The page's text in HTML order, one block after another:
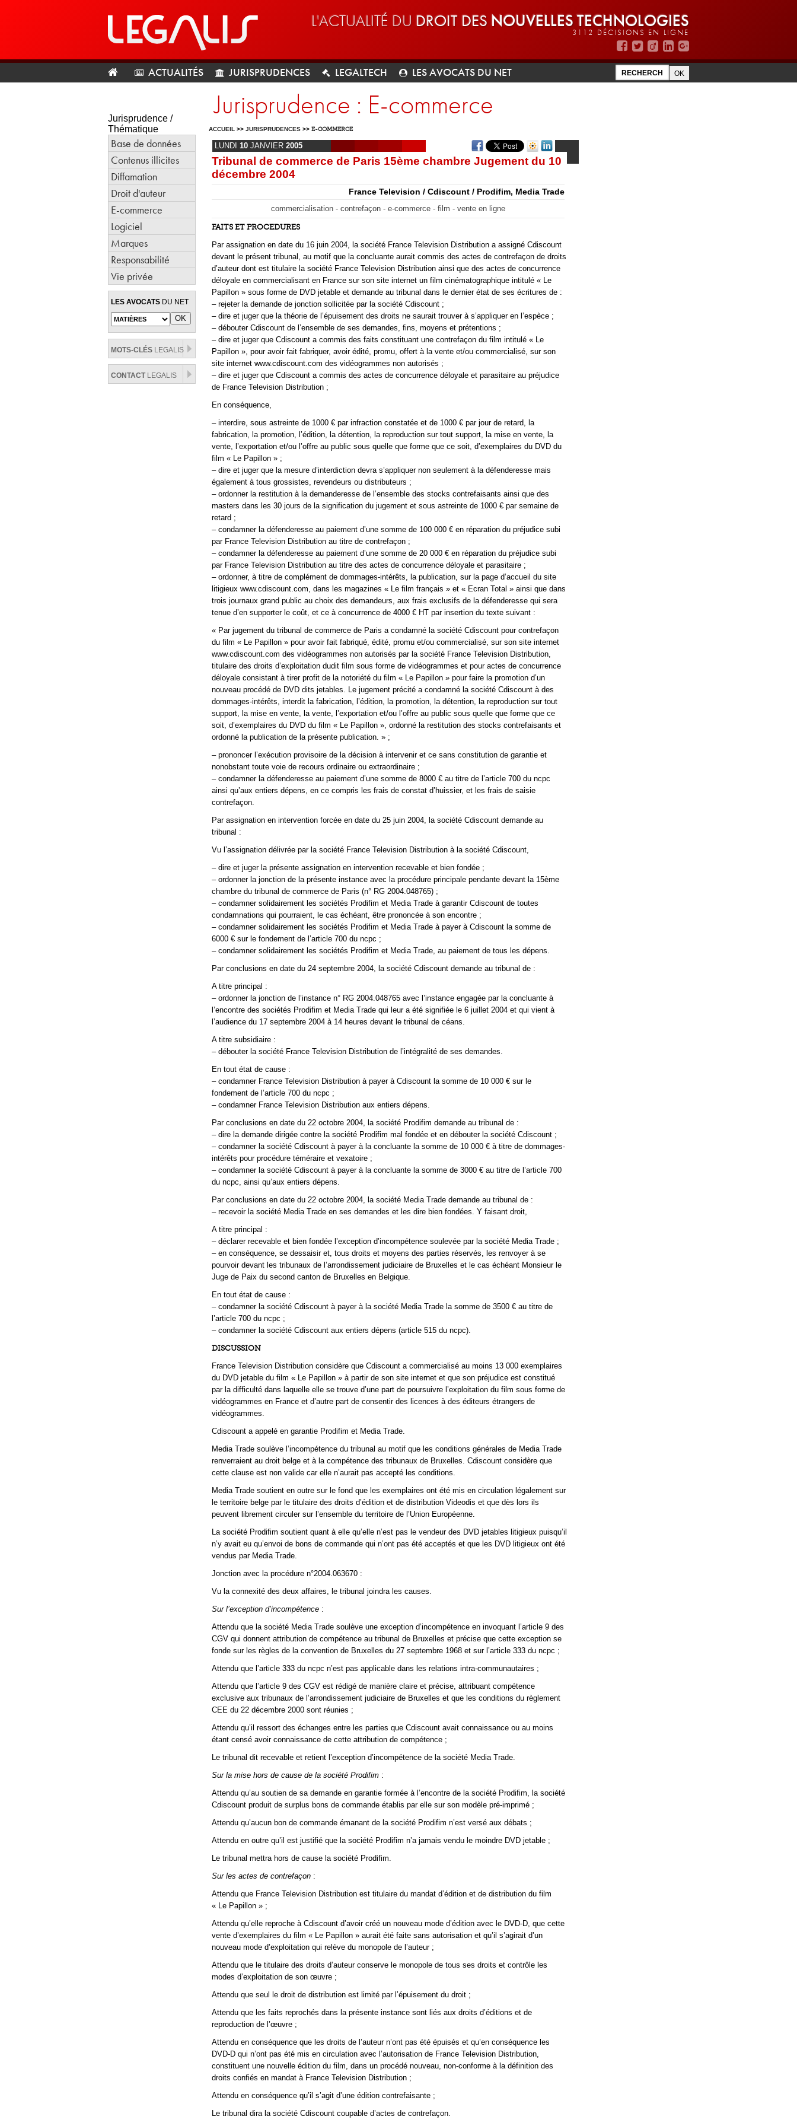
L'ACTUALITÉ DU DROIT DES NOUVELLES TECHNOLOGIES
3112 DÉCISIONS EN LIGNE
ACTUALITÉS JURISPRUDENCES LEGALTECH LES AVOCATS DU NET
Jurisprudence /
Thématique
Base de données
Contenus illicites
Diffamation
Droit d'auteur
E-commerce
Logiciel
Marques
Responsabilité
Vie privée
LES AVOCATS DU NET
MOTS-CLÉS LEGALIS
CONTACTLEGALIS
Jurisprudence : E-commerce
ACCUEIL >> JURISPRUDENCES >> E-COMMERCE
LUNDI 10 JANVIER 2005
Tribunal de commerce de Paris 15ème chambre Jugement du 10
décembre 2004
France Television / Cdiscount / Prodifim, Media Trade
commercialisation - contrefaçon - e-commerce - film - vente en ligne
FAITS ET PROCEDURES
Par assignation en date du 16 juin 2004, la société France Television Distribution a assigné Cdiscount
devant le présent tribunal, au motif que la concluante aurait commis des actes de contrefaçon de droits
d’auteur dont est titulaire la société France Television Distribution ainsi que des actes de concurrence
déloyale en commercialisant en France sur son site internet un film cinématographique intitulé « Le
Papillon » sous forme de DVD jetable et demande au tribunal dans le dernier état de ses écritures de :
– rejeter la demande de jonction sollicitée par la société Cdiscount ;
– dire et juger que la théorie de l’épuisement des droits ne saurait trouver à s’appliquer en l’espèce ;
– débouter Cdiscount de l’ensemble de ses demandes, fins, moyens et prétentions ;
– dire et juger que Cdiscount a commis des faits constituant une contrefaçon du film intitulé « Le
Papillon », pour avoir fait fabriquer, avoir édité, promu, offert à la vente et/ou commercialisé, sur son
site internet www.cdiscount.com des vidéogrammes non autorisés ;
– dire et juger que Cdiscount a commis des actes de concurrence déloyale et parasitaire au préjudice
de France Television Distribution ;
En conséquence,
– interdire, sous astreinte de 1000 € par infraction constatée et de 1000 € par jour de retard, la
fabrication, la promotion, l’édition, la détention, la reproduction sur tout support, la mise en vente, la
vente, l’exportation et/ou l’offre au public sous quelle que forme que ce soit, d’exemplaires du DVD du
film « Le Papillon » ;
– dire et juger que la mesure d’interdiction devra s’appliquer non seulement à la défenderesse mais
également à tous grossistes, revendeurs ou distributeurs ;
– ordonner la restitution à la demanderesse de l’ensemble des stocks contrefaisants ainsi que des
masters dans les 30 jours de la signification du jugement et sous astreinte de 1000 € par semaine de
retard ;
– condamner la défenderesse au paiement d’une somme de 100 000 € en réparation du préjudice subi
par France Television Distribution au titre de contrefaçon ;
– condamner la défenderesse au paiement d’une somme de 20 000 € en réparation du préjudice subi
par France Television Distribution au titre des actes de concurrence déloyale et parasitaire ;
– ordonner, à titre de complément de dommages-intérêts, la publication, sur la page d’accueil du site
litigieux www.cdiscount.com, dans les magazines « Le film français » et « Ecran Total » ainsi que dans
trois journaux grand public au choix des demandeurs, aux frais exclusifs de la défenderesse qui sera
tenue d’en supporter le coût, et ce à concurrence de 4000 € HT par insertion du texte suivant :
« Par jugement du tribunal de commerce de Paris a condamné la société Cdiscount pour contrefaçon
du film « Le Papillon » pour avoir fait fabriqué, édité, promu et/ou commercialisé, sur son site internet
www.cdiscount.com des vidéogrammes non autorisés par la société France Television Distribution,
titulaire des droits d’exploitation dudit film sous forme de vidéogrammes et pour actes de concurrence
déloyale consistant à tirer profit de la notoriété du film « Le Papillon » pour faire la promotion d’un
nouveau procédé de DVD dits jetables. Le jugement précité a condamné la société Cdiscount à des
dommages-intérêts, interdit la fabrication, l’édition, la promotion, la détention, la reproduction sur tout
support, la mise en vente, la vente, l’exportation et/ou l’offre au public sous quelle que forme que ce
soit, d’exemplaires du DVD du film « Le Papillon », ordonné la restitution des stocks contrefaisants et
ordonné la publication de la présente publication. » ;
– prononcer l’exécution provisoire de la décision à intervenir et ce sans constitution de garantie et
nonobstant toute voie de recours ordinaire ou extraordinaire ;
– condamner la défenderesse au paiement d’une somme de 8000 € au titre de l’article 700 du ncpc
ainsi qu’aux entiers dépens, en ce compris les frais de constat d’huissier, et les frais de saisie
contrefaçon.
Par assignation en intervention forcée en date du 25 juin 2004, la société Cdiscount demande au
tribunal :
Vu l’assignation délivrée par la société France Television Distribution à la société Cdiscount,
– dire et juger la présente assignation en intervention recevable et bien fondée ;
– ordonner la jonction de la présente instance avec la procédure principale pendante devant la 15ème
chambre du tribunal de commerce de Paris (n° RG 2004.048765) ;
– condamner solidairement les sociétés Prodifim et Media Trade à garantir Cdiscount de toutes
condamnations qui pourraient, le cas échéant, être prononcée à son encontre ;
– condamner solidairement les sociétés Prodifim et Media Trade à payer à Cdiscount la somme de
6000 € sur le fondement de l’article 700 du ncpc ;
– condamner solidairement les sociétés Prodifim et Media Trade, au paiement de tous les dépens.
Par conclusions en date du 24 septembre 2004, la société Cdiscount demande au tribunal de :
A titre principal :
– ordonner la jonction de l’instance n° RG 2004.048765 avec l’instance engagée par la concluante à
l’encontre des sociétés Prodifim et Media Trade qui leur a été signifiée le 6 juillet 2004 et qui vient à
l’audience du 17 septembre 2004 à 14 heures devant le tribunal de céans.
A titre subsidiaire :
– débouter la société France Television Distribution de l’intégralité de ses demandes.
En tout état de cause :
– condamner France Television Distribution à payer à Cdiscount la somme de 10 000 € sur le
fondement de l’article 700 du ncpc ;
– condamner France Television Distribution aux entiers dépens.
Par conclusions en date du 22 octobre 2004, la société Prodifim demande au tribunal de :
– dire la demande dirigée contre la société Prodifim mal fondée et en débouter la société Cdiscount ;
– condamner la société Cdiscount à payer à la concluante la somme de 10 000 € à titre de dommages-
intérêts pour procédure téméraire et vexatoire ;
– condamner la société Cdiscount à payer à la concluante la somme de 3000 € au titre de l’article 700
du ncpc, ainsi qu’aux entiers dépens.
Par conclusions en date du 22 octobre 2004, la société Media Trade demande au tribunal de :
– recevoir la société Media Trade en ses demandes et les dire bien fondées. Y faisant droit,
A titre principal :
– déclarer recevable et bien fondée l’exception d’incompétence soulevée par la société Media Trade ;
– en conséquence, se dessaisir et, tous droits et moyens des parties réservés, les renvoyer à se
pourvoir devant les tribunaux de l’arrondissement judiciaire de Bruxelles et le cas échéant Monsieur le
Juge de Paix du second canton de Bruxelles en Belgique.
En tout état de cause :
– condamner la société Cdiscount à payer à la société Media Trade la somme de 3500 € au titre de
l’article 700 du ncpc ;
– condamner la société Cdiscount aux entiers dépens (article 515 du ncpc).
DISCUSSION
France Television Distribution considère que Cdiscount a commercialisé au moins 13 000 exemplaires
du DVD jetable du film « Le Papillon » à partir de son site internet et que son préjudice est constitué
par la difficulté dans laquelle elle se trouve d’une part de poursuivre l’exploitation du film sous forme de
vidéogrammes en France et d’autre part de consentir des licences à des éditeurs étrangers de
vidéogrammes.
Cdiscount a appelé en garantie Prodifim et Media Trade.
Media Trade soulève l’incompétence du tribunal au motif que les conditions générales de Media Trade
renverraient au droit belge et à la compétence des tribunaux de Bruxelles. Cdiscount considère que
cette clause est non valide car elle n’aurait pas accepté les conditions.
Media Trade soutient en outre sur le fond que les exemplaires ont été mis en circulation légalement sur
le territoire belge par le titulaire des droits d’édition et de distribution Videodis et que dès lors ils
peuvent librement circuler sur l’ensemble du territoire de l’Union Européenne.
La société Prodifim soutient quant à elle qu’elle n’est pas le vendeur des DVD jetables litigieux puisqu’il
n’y avait eu qu’envoi de bons de commande qui n’ont pas été acceptés et que les DVD litigieux ont été
vendus par Media Trade.
Jonction avec la procédure n°2004.063670 :
Vu la connexité des deux affaires, le tribunal joindra les causes.
Sur l’exception d’incompétence :
Attendu que la société Media Trade soulève une exception d’incompétence en invoquant l’article 9 des
CGV qui donnent attribution de compétence au tribunal de Bruxelles et précise que cette exception se
fonde sur les règles de la convention de Bruxelles du 27 septembre 1968 et sur l’article 333 du ncpc ;
Attendu que l’article 333 du ncpc n’est pas applicable dans les relations intra-communautaires ;
Attendu que l’article 9 des CGV est rédigé de manière claire et précise, attribuant compétence
exclusive aux tribunaux de l’arrondissement judiciaire de Bruxelles et que les conditions du règlement
CEE du 22 décembre 2000 sont réunies ;
Attendu qu’il ressort des échanges entre les parties que Cdiscount avait connaissance ou au moins
étant censé avoir connaissance de cette attribution de compétence ;
Le tribunal dit recevable et retient l’exception d’incompétence de la société Media Trade.
Sur la mise hors de cause de la société Prodifim :
Attendu qu’au soutien de sa demande en garantie formée à l’encontre de la société Prodifim, la société
Cdiscount produit de surplus bons de commande établis par elle sur son modèle pré-imprimé ;
Attendu qu’aucun bon de commande émanant de la société Prodifim n’est versé aux débats ;
Attendu en outre qu’il est justifié que la société Prodifim n’a jamais vendu le moindre DVD jetable ;
Le tribunal mettra hors de cause la société Prodifim.
Sur les actes de contrefaçon :
Attendu que France Television Distribution est titulaire du mandat d’édition et de distribution du film
« Le Papillon » ;
Attendu qu’elle reproche à Cdiscount d’avoir créé un nouveau mode d’édition avec le DVD-D, que cette
vente d’exemplaires du film « Le Papillon » aurait été faite sans autorisation et qu’il s’agirait d’un
nouveau mode d’exploitation qui relève du monopole de l’auteur ;
Attendu que le titulaire des droits d’auteur conserve le monopole de tous ses droits et contrôle les
modes d’exploitation de son œuvre ;
Attendu que seul le droit de distribution est limité par l’épuisement du droit ;
Attendu que les faits reprochés dans la présente instance sont liés aux droits d’éditions et de
reproduction de l’œuvre ;
Attendu en conséquence que les droits de l’auteur n’ont pas été épuisés et qu’en conséquence les
DVD-D qui n’ont pas été mis en circulation avec l’autorisation de France Television Distribution,
constituent une nouvelle édition du film, dans un procédé nouveau, non-conforme à la définition des
droits confiés en mandat à France Television Distribution ;
Attendu en conséquence qu’il s’agit d’une édition contrefaisante ;
Le tribunal dira la société Cdiscount coupable d’actes de contrefaçon.